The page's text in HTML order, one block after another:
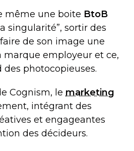
même une boite BtoB
singularité”, sortir des
de son image une
marque employeur et ce,
photocopieuses.
Cognism, le marketing
intégrant des
et engageantes
des décideurs.